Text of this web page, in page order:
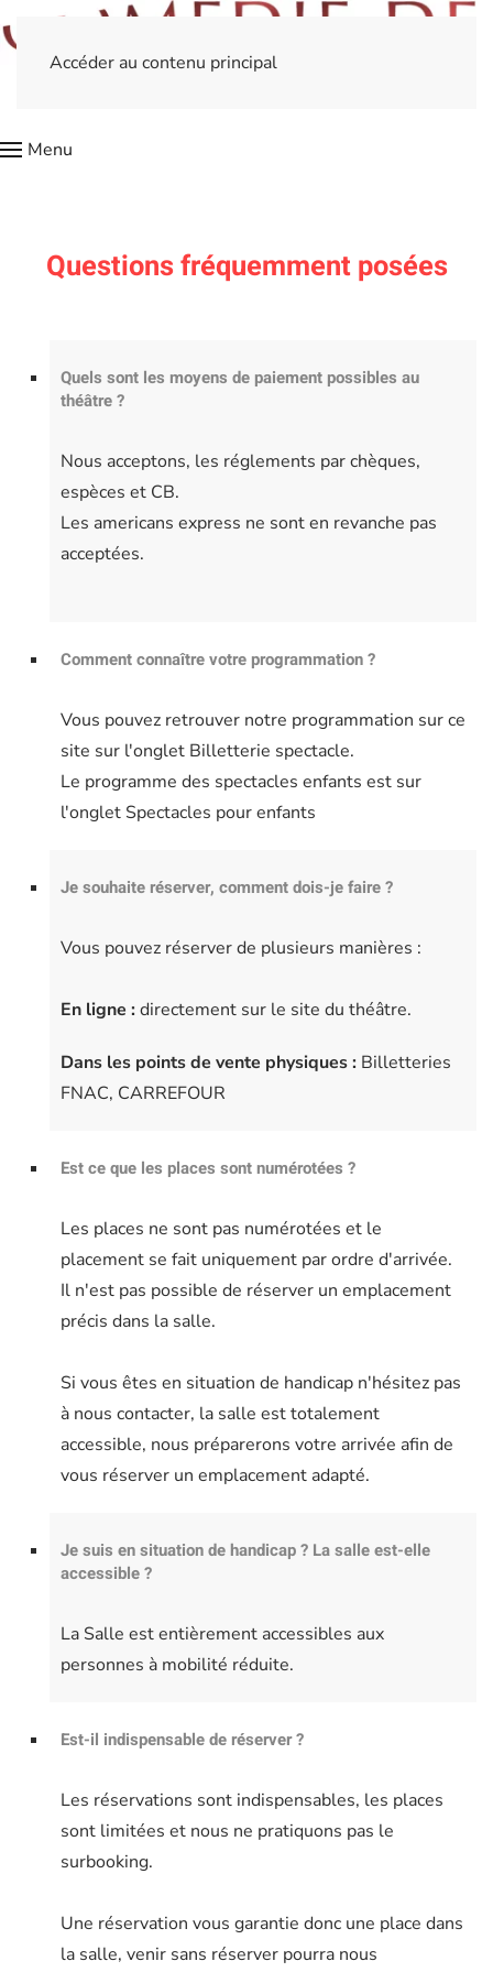
Accéder au contenu principal
Menu
Questions fréquemment posées
Quels sont les moyens de paiement possibles au
théâtre ?
Nous acceptons, les réglements par chèques,
espèces et CB.
Les americans express ne sont en revanche pas
acceptées.
Comment connaître votre programmation ?
Vous pouvez retrouver notre programmation sur ce
site sur l'onglet Billetterie spectacle.
Le programme des spectacles enfants est sur
l'onglet Spectacles pour enfants
Je souhaite réserver, comment dois-je faire ?
Vous pouvez réserver de plusieurs manières :
En ligne :directement sur le site du théâtre.
Dans les points de vente physiques : Billetteries
FNAC, CARREFOUR
Est ce que les places sont numérotées ?
Les places ne sont pas numérotées et le
placement se fait uniquement par ordre d'arrivée.
Il n'est pas possible de réserver un emplacement
précis dans la salle.
Si vous êtes en situation de handicap n'hésitez pas
à nous contacter, la salle est totalement
accessible, nous préparerons votre arrivée afin de
vous réserver un emplacement adapté.
Je suis en situation de handicap ? La salle est-elle
accessible ?
La Salle est entièrement accessibles aux
personnes à mobilité réduite.
Est-il indispensable de réserver ?
Les réservations sont indispensables, les places
sont limitées et nous ne pratiquons pas le
surbooking.
Une réservation vous garantie donc une place dans
la salle, venir sans réserver pourra nous